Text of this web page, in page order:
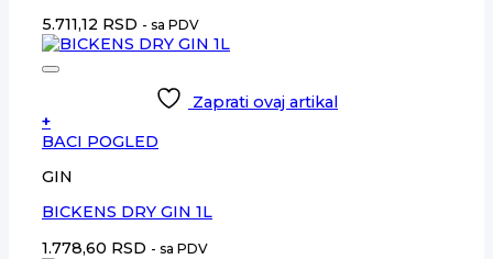
5.711,12 RSD - sa PDV
Zaprati ovaj artikal
+
BACI POGLED
GIN
BICKENS DRY GIN 1L
1.778,60 RSD - sa PDV